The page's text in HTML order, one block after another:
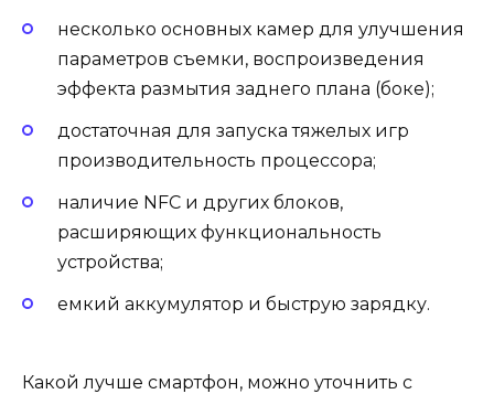
несколько основных камер для улучшения
параметров съемки, воспроизведения
эффекта размытия заднего плана (боке);
достаточная для запуска тяжелых игр
производительность процессора;
наличие NFC и других блоков,
расширяющих функциональность
устройства;
емкий аккумулятор и быструю зарядку.
Какой лучше смартфон, можно уточнить с